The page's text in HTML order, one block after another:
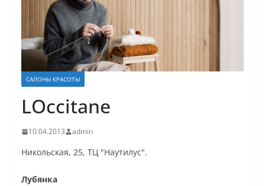
САЛОНЫ КРАСОТЫ
LOccitane
10.04.2013 admin
Никольская, 25, ТЦ "Наутилус".
Лубянка